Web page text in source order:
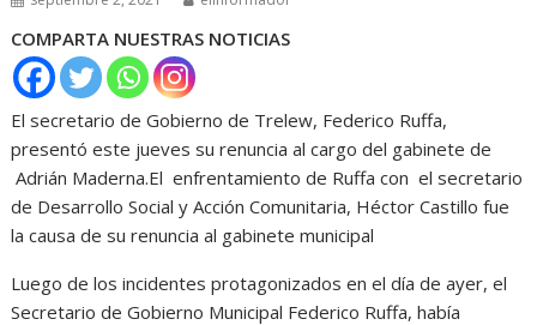
COMPARTA NUESTRAS NOTICIAS
El secretario de Gobierno de Trelew, Federico Ruffa,
presentó este jueves su renuncia al cargo del gabinete de
Adrián Maderna.El enfrentamiento de Ruffa con el secretario
de Desarrollo Social y Acción Comunitaria, Héctor Castillo fue
la causa de su renuncia al gabinete municipal
Luego de los incidentes protagonizados en el día de ayer, el
Secretario de Gobierno Municipal Federico Ruffa, había